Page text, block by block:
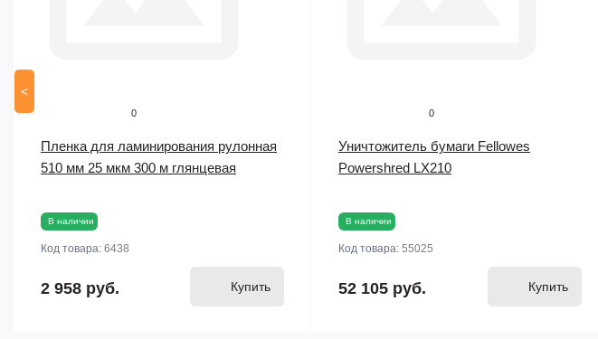
<
0
Пленка для ламинирования рулонная
510 мм 25 мкм 300 м глянцевая
В наличии
Код товара: 6438
2 958 руб. Купить
0
Уничтожитель бумаги Fellowes
Powershred LX210
В наличии
Код товара: 55025
52 105 руб. Купить